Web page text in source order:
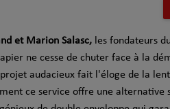
et Marion Salasc, les fondateurs
ne cesse de chuter face à la
audacieux fait l'éloge de la
ce service offre une alternative